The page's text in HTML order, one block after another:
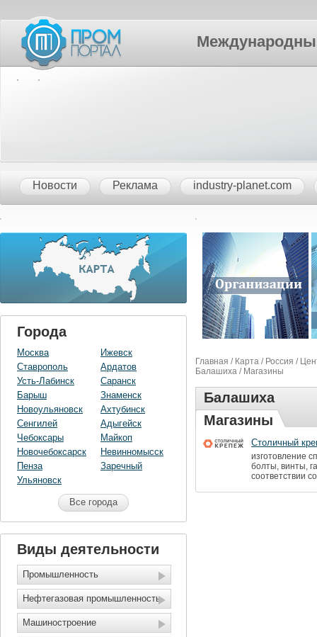
Международный
Новости Реклама industry-planet.com
Города
Москва
Ставрополь
Усть-Лабинск
Барыш
Новоульяновск
Сенгилей
Чебоксары
Новочебоксарск
Пенза
Ульяновск
Ижевск
Ардатов
Саранск
Знаменск
Ахтубинск
Адыгейск
Майкоп
Невинномысск
Заречный
Все города
Виды деятельности
Промышленность
Нефтегазовая промышленность
Машиностроение
Главная / Карта / Россия /
Балашиха / Магазины
Балашиха
Магазины
Столичный
изготовление
болты, винты,
соответствии